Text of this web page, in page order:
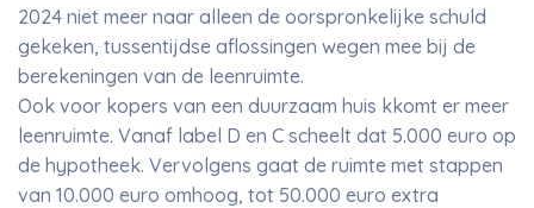
2024 niet meer naar alleen de oorspronkelijke schuld
gekeken, tussentijdse aflossingen wegen mee bij de
berekeningen van de leenruimte.
Ook voor kopers van een duurzaam huis kkomt er meer
leenruimte. Vanaf label D en C scheelt dat 5.000 euro op
de hypotheek. Vervolgens gaat de ruimte met stappen
van 10.000 euro omhoog, tot 50.000 euro extra